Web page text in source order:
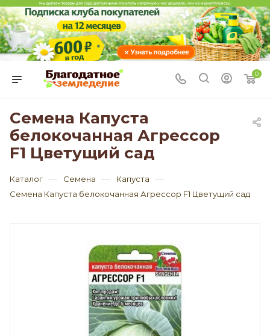
0
Семена Капуста
белокочанная Агрессор
F1 Цветущий сад
Каталог — Семена — Капуста —
Семена Капуста белокочанная Агрессор F1 Цветущий сад